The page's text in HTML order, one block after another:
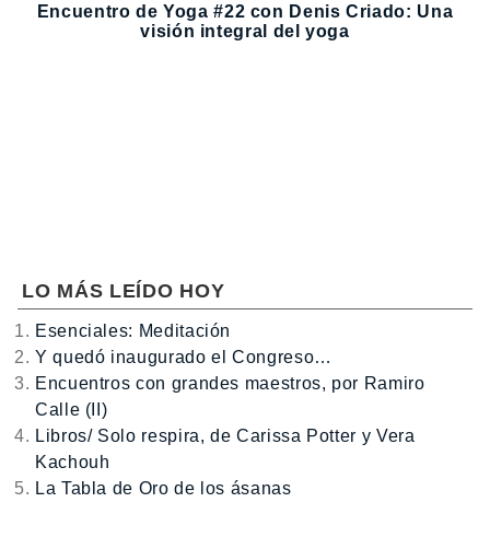
Encuentro de Yoga #22 con Denis Criado: Una
visión integral del yoga
LO MÁS LEÍDO HOY
Esenciales: Meditación
Y quedó inaugurado el Congreso…
Encuentros con grandes maestros, por Ramiro
Calle (II)
Libros/ Solo respira, de Carissa Potter y Vera
Kachouh
La Tabla de Oro de los ásanas